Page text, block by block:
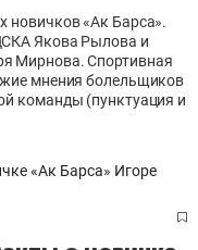
новичков «Ак Барса».
Якова Рылова и
Мирнова. Спортивная
мнения болельщиков
команды (пунктуация и